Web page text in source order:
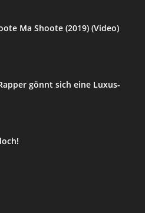
Ma Shoote (2019) (Video)
gönnt sich eine Luxus-